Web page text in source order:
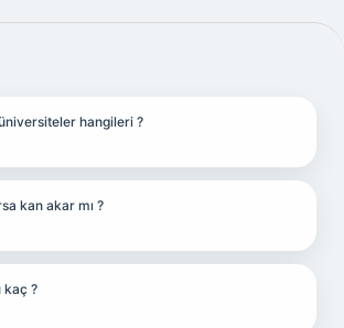
hangileri ?
kan akar mı ?
kaç ?